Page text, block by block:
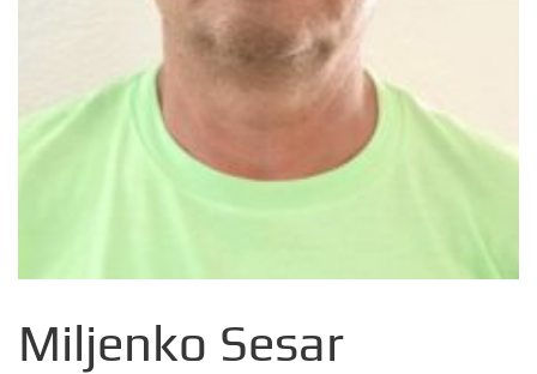
Miljenko Sesar